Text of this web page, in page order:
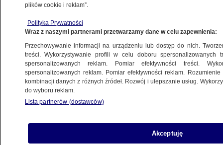
graniczny na granicy z Białorusią. Jest
nagranie
8.05.2024, 18:38
Udostępnij
plików cookie i reklam”.
Polityka Prywatności
Wraz z naszymi partnerami przetwarzamy dane w celu zapewnienia:
Przechowywanie informacji na urządzeniu lub dostęp do nich.
treści. Wykorzystywanie profili w celu doboru spersonalizowanych
spersonalizowanych reklam. Pomiar efektywności treści.
spersonalizowanych reklam. Pomiar efektywności reklam.
kombinacji danych z różnych źródeł. Rozwój i ulepszanie usług.
do wyboru reklam.
Lista partnerów (dostawców)
Akceptuję